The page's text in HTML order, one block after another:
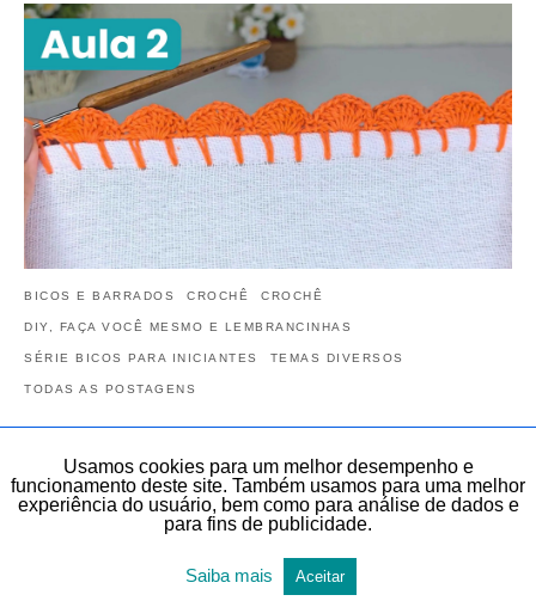
BICOS E BARRADOS CROCHÊ CROCHÊ
DIY, FAÇA VOCÊ MESMO E LEMBRANCINHAS
SÉRIE BICOS PARA INICIANTES TEMAS DIVERSOS
TODAS AS POSTAGENS
de Prato | AULA 2 | Bico de crochê para
Iniciantes do Zero
Veja neste artigo, de forma gratuita, este Bico de Crochê Simples
para Pano de Prato | AULA 2 | Bico de crochê para Iniciantes do…
23 de janeiro de 2026
Usamos cookies para um melhor desempenho e
funcionamento deste site. Também usamos para uma melhor
experiência do usuário, bem como para análise de dados e
para fins de publicidade.
Saiba mais Aceitar